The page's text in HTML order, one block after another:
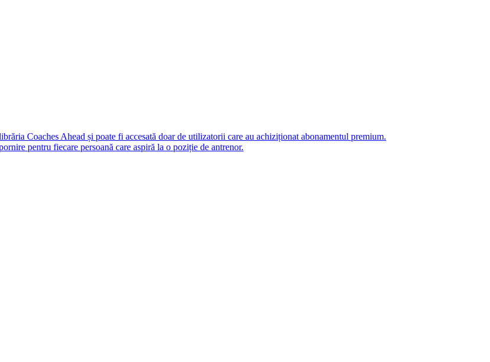
Coaches Ahead și poate fi accesată doar de utilizatorii care au achiziționat abonamentul premium.
pentru fiecare persoană care aspiră la o poziție de antrenor.